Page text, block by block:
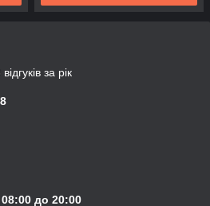
за рік
до 20:00